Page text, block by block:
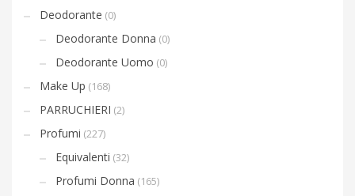
Deodorante (0)
Deodorante Donna (0)
Deodorante Uomo (0)
Make Up (168)
PARRUCHIERI (2)
Profumi (227)
Equivalenti (32)
Profumi Donna (165)